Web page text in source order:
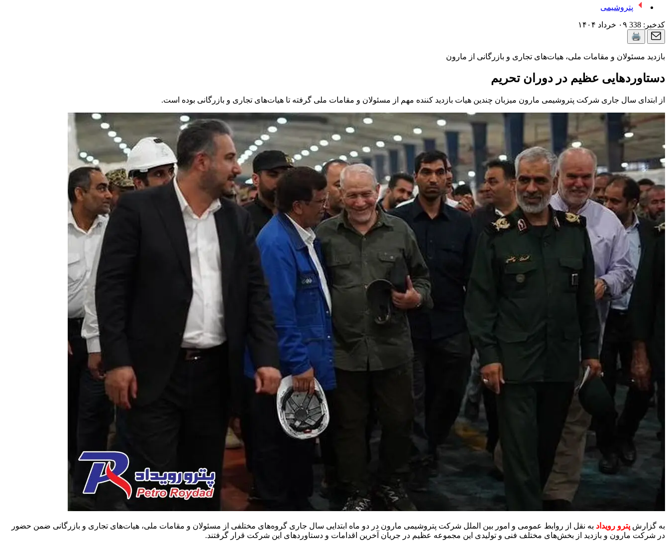
پتروشیمی
کدخبر: 338 ۰۹ خرداد ۱۴۰۴
بازدید مسئولان و مقامات ملی، هیات‌های تجاری و بازرگانی از مارون
دستاوردهایی عظیم در دوران تحریم
از ابتدای سال جاری شرکت پتروشیمی مارون میزبان چندین هیات بازدید کننده مهم از مسئولان و مقامات ملی گرفته تا هیات‌های تجاری و بازرگانی بوده است.
به گزارش پترو رویداد به نقل از روابط عمومی و امور بین الملل شرکت پتروشیمی مارون در دو ماه ابتدایی سال جاری گروه‌های مختلفی از مسئولان و مقامات ملی، هیات‌های تجاری و بازرگانی ضمن حضور
در شرکت مارون و بازدید از بخش‌های مختلف فنی و تولیدی این مجموعه عظیم در جریان آخرین اقدامات و دستاوردهای این شرکت قرار گرفتند.